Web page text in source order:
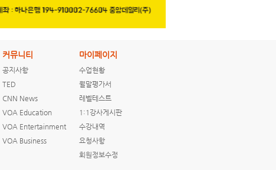
커뮤니티
공지사항
TED
CNN News
VOA Education
VOA Entertainment
VOA Business
마이페이지
수업현황
월말평가서
레벨테스트
1:1강사게시판
수강내역
요청사항
회원정보수정